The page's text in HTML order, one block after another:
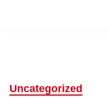
Uncategorized